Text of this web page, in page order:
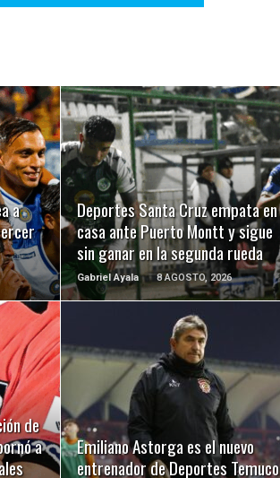
a
Deportes Santa Cruz empata en
casa ante Puerto Montt y sigue
sin ganar en la segunda rueda
Gabriel Ayala 8 AGOSTO, 2026
LEER MÁS
de
a
Emiliano Astorga es el nuevo
entrenador de Deportes Temuco
LEER MÁS